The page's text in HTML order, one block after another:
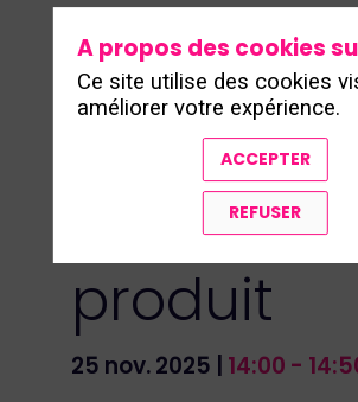
client et
l'innovation
produit
25 nov. 2025 | 14:00 -
A propos des cookies
Ce site utilise des cookies
améliorer votre expérience.
ACCEPTER
REFUSER